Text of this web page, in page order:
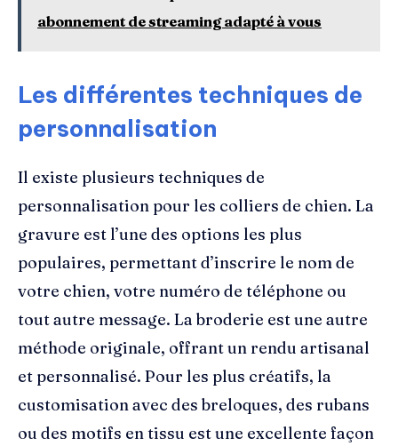
abonnement de streaming adapté à vous
Les différentes techniques de
personnalisation
Il existe plusieurs techniques de
personnalisation pour les colliers de chien. La
gravure est l’une des options les plus
populaires, permettant d’inscrire le nom de
votre chien, votre numéro de téléphone ou
tout autre message. La broderie est une autre
méthode originale, offrant un rendu artisanal
et personnalisé. Pour les plus créatifs, la
customisation avec des breloques, des rubans
ou des motifs en tissu est une excellente façon